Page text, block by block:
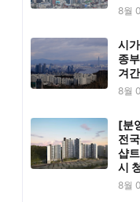
8월
시
종
겨
8월
[분
전
샵
시
8월